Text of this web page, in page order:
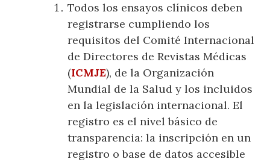
Todos los ensayos clínicos deben
registrarse cumpliendo los
requisitos del Comité Internacional
de Directores de Revistas Médicas
(ICMJE), de la Organización
Mundial de la Salud y los incluidos
en la legislación internacional. El
registro es el nivel básico de
transparencia: la inscripción en un
registro o base de datos accesible